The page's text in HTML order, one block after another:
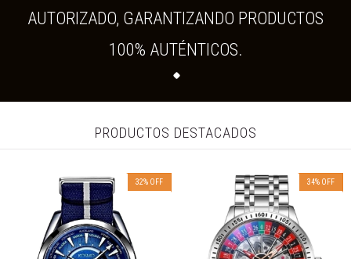
AUTORIZADO, GARANTIZANDO PRODUCTOS
100% AUTÉNTICOS.
PRODUCTOS DESTACADOS
32% OFF 34% OFF